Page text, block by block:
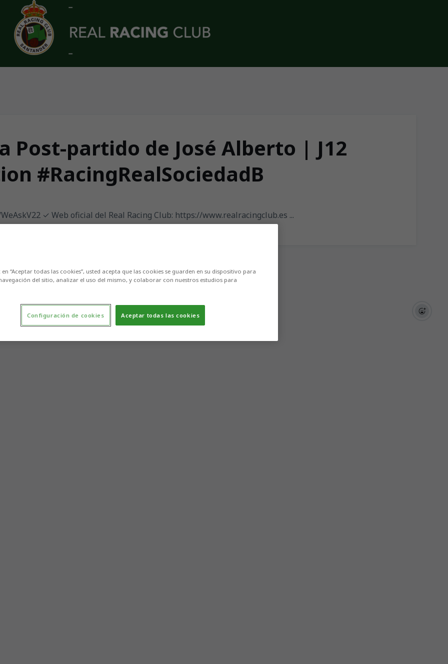
Post-partido de José Alberto | J12
#RacingRealSociedadB
✓ Web oficial del Real Racing Club: https://www.realracingclub.es ...
“Aceptar todas las cookies”, usted acepta que las cookies se guarden en su dispositivo para
del sitio, analizar el uso del mismo, y colaborar con nuestros estudios para
Aceptar todas las cookies
Configuración de cookies